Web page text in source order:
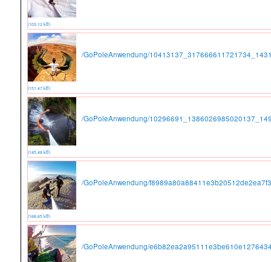
(103.12 kB)
/GoPoleAnwendung/
(151.47 kB)
/GoPoleAnwendung/
(145.48 kB)
/GoPoleAnwendung/
(168.65 kB)
/GoPoleAnwendung/